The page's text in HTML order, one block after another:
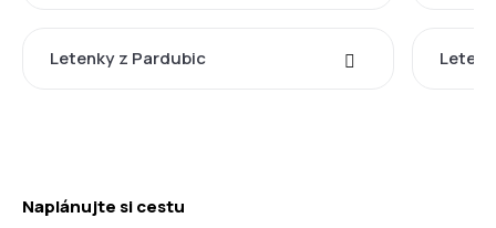
Letenky z Pardubic
Naplánujte si cestu